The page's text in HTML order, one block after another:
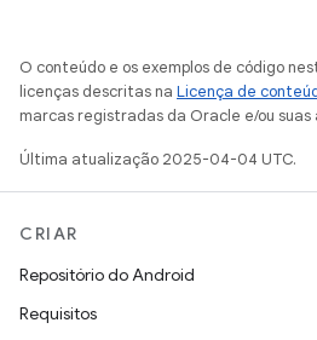
O conteúdo e os exemplos de código
licenças descritas na Licença de
marcas registradas da Oracle e/ou suas
Última atualização 2025-04-04 UTC.
CRIAR
Repositório do Android
Requisitos